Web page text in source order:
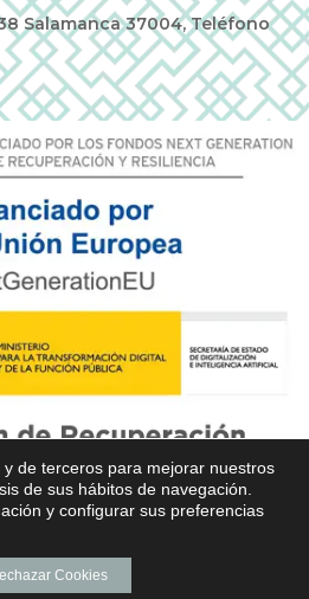
Salamanca 37004, Teléfono
de terceros para mejorar nuestros
de sus hábitos de navegación.
y configurar sus preferencias
Cookies